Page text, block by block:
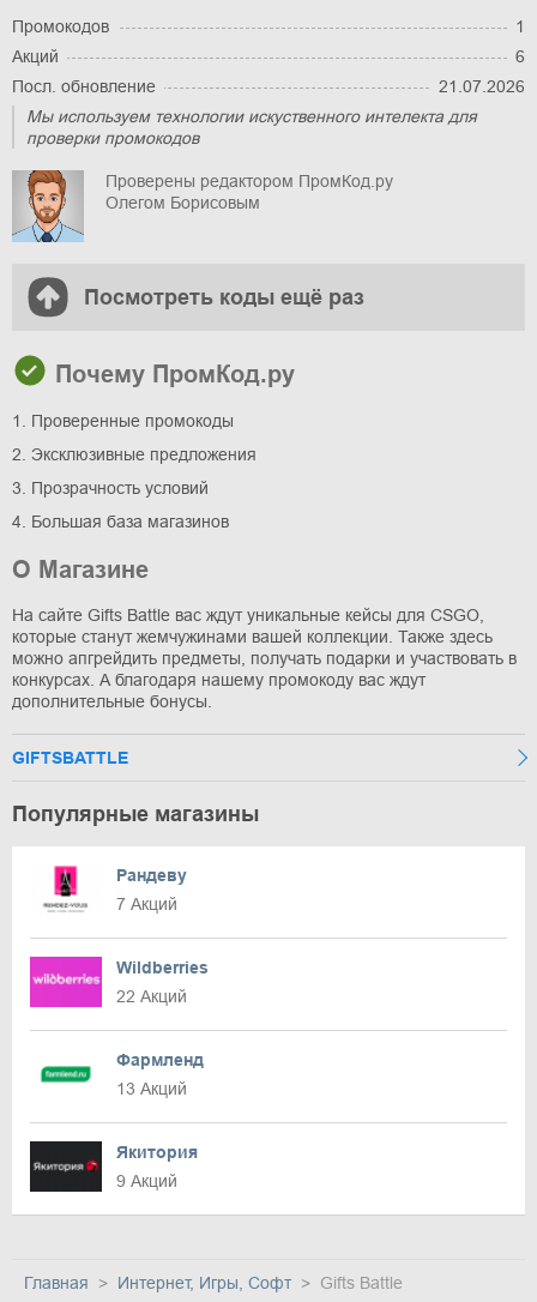
Промокодов
1
Акций
6
Посл. обновление
21.07.2026
Мы используем технологии искуственного интелекта для
проверки промокодов
Проверены редактором ПромКод.ру
Олегом Борисовым
Посмотреть коды ещё раз
Почему ПромКод.ру
1. Проверенные промокоды
2. Эксклюзивные предложения
3. Прозрачность условий
4. Большая база магазинов
О Магазине
На сайте Gifts Battle вас ждут уникальные кейсы для CSGO,
которые станут жемчужинами вашей коллекции. Также здесь
можно апгрейдить предметы, получать подарки и участвовать в
конкурсах. А благодаря нашему промокоду вас ждут
дополнительные бонусы.
GIFTSBATTLE
Популярные магазины
Рандеву
7 Акций
Wildberries
22 Акций
Фармленд
13 Акций
Якитория
9 Акций
Главная Интернет, Игры, Софт Gifts Battle